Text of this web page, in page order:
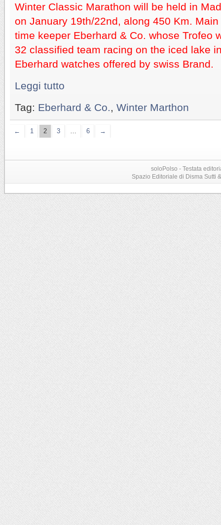
Winter Classic Marathon will be held in
on January 19th/22nd, along 450 Km.
time keeper Eberhard & Co. whose Trofeo
32 classified team racing on the iced lake
Eberhard watches offered by swiss Brand.
Leggi tutto
Tag: Eberhard & Co. Winter Marthon
← 1 2 3 6 →
soloPolso - Testata
Spazio Editoriale di Disma Sutti